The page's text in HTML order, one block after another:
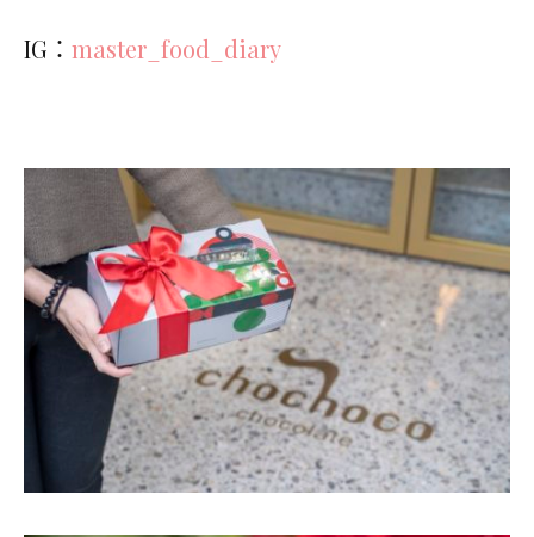
IG： master_food_diary